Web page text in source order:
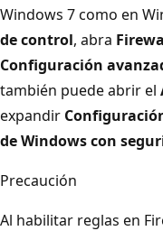
Windows 7 como en
de control, abra
Configuración
también puede abrir el
expandir
de Windows con
Precaución
Al habilitar reglas en